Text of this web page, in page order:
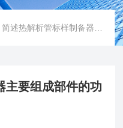
热解析管标样制备器主要组成部件的功能特点
主要组成部件的功